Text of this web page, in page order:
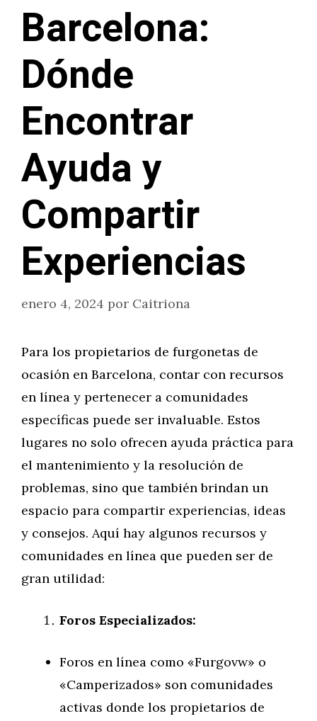
Barcelona:
Dónde
Encontrar
Ayuda y
Compartir
Experiencias
enero 4, 2024 por Caitriona
Para los propietarios de furgonetas de
ocasión en Barcelona, contar con recursos
en línea y pertenecer a comunidades
específicas puede ser invaluable. Estos
lugares no solo ofrecen ayuda práctica para
el mantenimiento y la resolución de
problemas, sino que también brindan un
espacio para compartir experiencias, ideas
y consejos. Aquí hay algunos recursos y
comunidades en línea que pueden ser de
gran utilidad:
Foros Especializados:
Foros en línea como «Furgovw» o
«Camperizados» son comunidades
activas donde los propietarios de